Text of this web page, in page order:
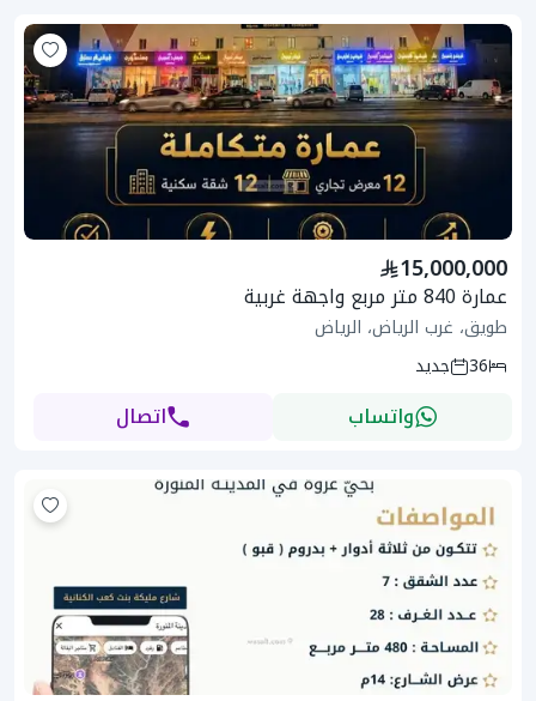
15,000,000
عمارة 840 متر مربع واجهة غربية
طويق، غرب الرياض، الرياض
36
جديد
واتساب اتصال